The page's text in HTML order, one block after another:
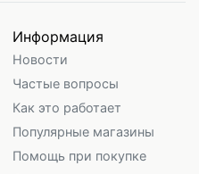
Информация
Новости
Частые вопросы
Как это работает
Популярные магазины
Помощь при покупке